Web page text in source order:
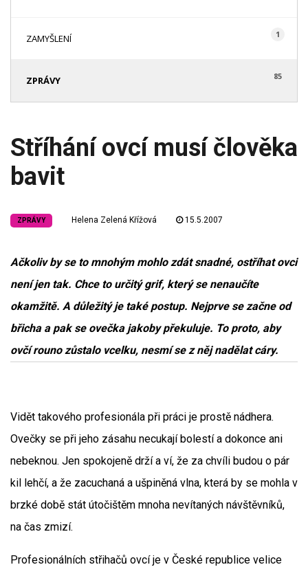
ZAMYŠLENÍ 1
ZPRÁVY 85
Stříhání ovcí musí člověka
bavit
ZPRÁVY Helena Zelená Křížová 15.5.2007
Ačkoliv by se to mnohým mohlo zdát snadné, ostříhat ovci
není jen tak. Chce to určitý grif, který se nenaučíte
okamžitě. A důležitý je také postup. Nejprve se začne od
břicha a pak se ovečka jakoby překuluje. To proto, aby
ovčí rouno zůstalo vcelku, nesmí se z něj nadělat cáry.
Vidět takového profesionála při práci je prostě nádhera.
Ovečky se při jeho zásahu necukají bolestí a dokonce ani
nebeknou. Jen spokojeně drží a ví, že za chvíli budou o pár
kil lehčí, a že zacuchaná a ušpiněná vlna, která by se mohla v
brzké době stát útočištěm mnoha nevítaných návštěvníků,
na čas zmizí.
Profesionálních střihačů ovcí je v České republice velice